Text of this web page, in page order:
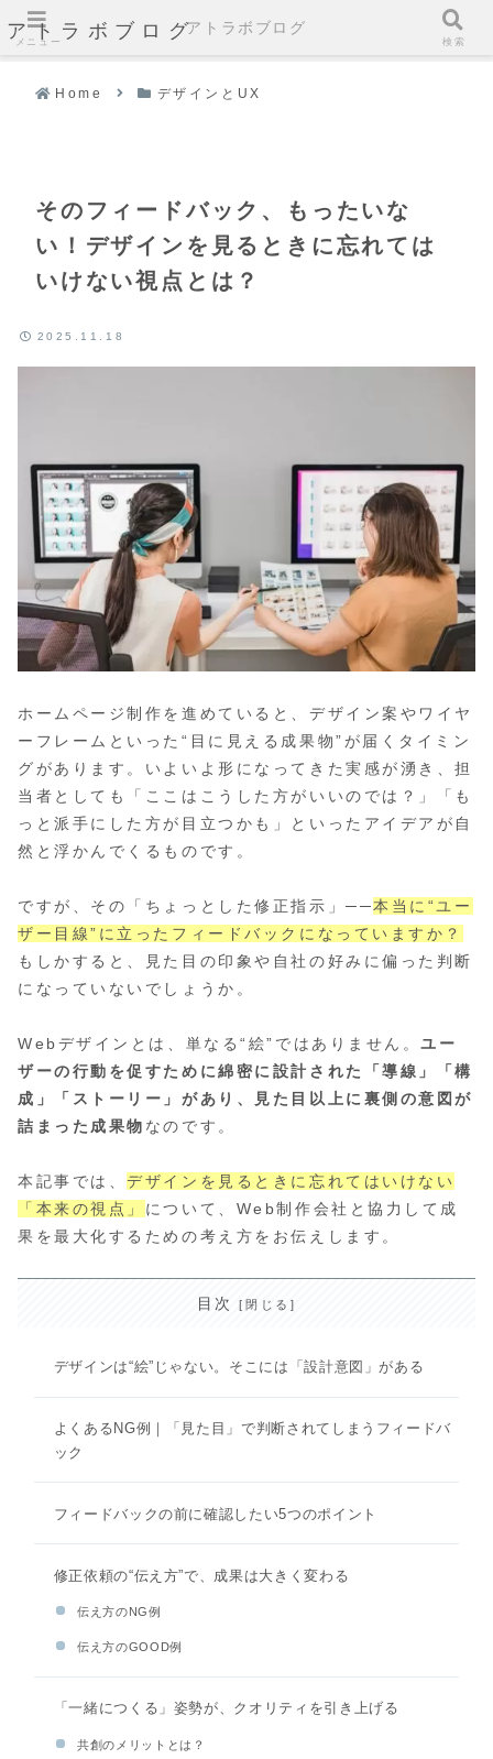
アトラボブログ
Home デザインとUX
そのフィードバック、もったいな
い！デザインを見るときに忘れては
いけない視点とは？
2025.11.18
ホームページ制作を進めていると、デザイン案やワイヤ
ーフレームといった“目に見える成果物”が届くタイミン
グがあります。いよいよ形になってきた実感が湧き、担
当者としても「ここはこうした方がいいのでは？」「も
っと派手にした方が目立つかも」といったアイデアが自
然と浮かんでくるものです。
ですが、その「ちょっとした修正指示」──本当に“ユー
ザー目線”に立ったフィードバックになっていますか？
もしかすると、見た目の印象や自社の好みに偏った判断
になっていないでしょうか。
Webデザインとは、単なる“絵”ではありません。ユー
ザーの行動を促すために綿密に設計された「導線」「構
成」「ストーリー」があり、見た目以上に裏側の意図が
詰まった成果物 なのです。
本記事では、デザインを見るときに忘れてはいけない
「本来の視点」 について、Web制作会社と協力して成
果を最大化するための考え方をお伝えします。
目次
デザインは“絵”じゃない。そこには「設計意図」がある
よくあるNG例｜「見た目」で判断されてしまうフィードバ
ック
フィードバックの前に確認したい5つのポイント
修正依頼の“伝え方”で、成果は大きく変わる
伝え方のNG例
伝え方のGOOD例
「一緒につくる」姿勢が、クオリティを引き上げる
共創のメリットとは？
メニュー
アトラボブログ
検索